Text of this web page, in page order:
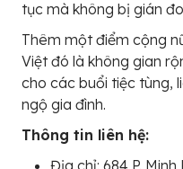
tục mà không bị gián
Thêm một điểm cộng
Việt đó là không gian
cho các buổi tiệc tùng,
ngộ gia đình.
Thông tin liên hệ:
Địa chỉ: 684 P. Minh